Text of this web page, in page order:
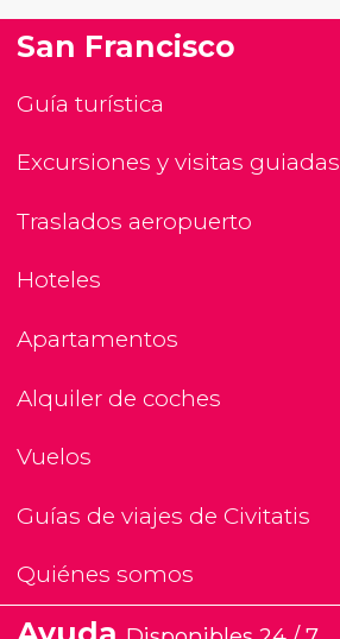
San Francisco
Guía turística
Excursiones y visitas guiadas
Traslados aeropuerto
Hoteles
Apartamentos
Alquiler de coches
Vuelos
Guías de viajes de Civitatis
Quiénes somos